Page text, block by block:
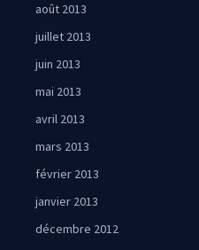
août 2013
juillet 2013
juin 2013
mai 2013
avril 2013
mars 2013
février 2013
janvier 2013
décembre 2012